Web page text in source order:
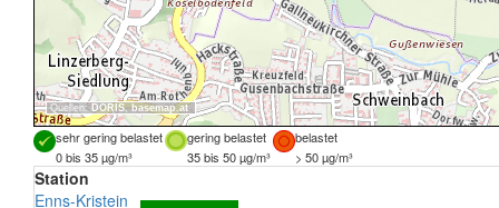
Quellen: DORIS, basemap.at
sehr gering belastet gering belastet
belastet
0 bis 35 µg/m³
35 bis 50 µg/m³ > 50 µg/m³
Station
Enns-Kristein